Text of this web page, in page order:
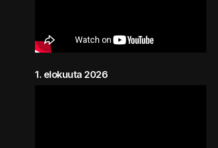
1. elokuuta 2026